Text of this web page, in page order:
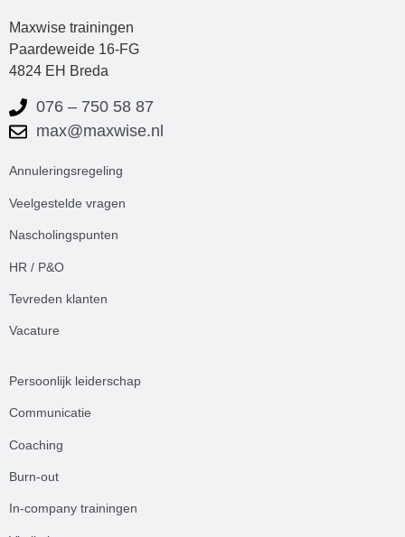
Maxwise trainingen
Paardeweide 16-FG
4824 EH Breda
076 – 750 58 87
max@maxwise.nl
Annuleringsregeling
Veelgestelde vragen
Nascholingspunten
HR / P&O
Tevreden klanten
Vacature
Persoonlijk leiderschap
Communicatie
Coaching
Burn-out
In-company trainingen